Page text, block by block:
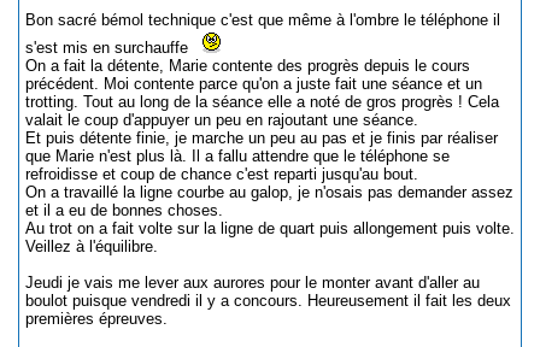
Bon sacré bémol technique c'est que même à l'ombre le téléphone il
s'est mis en surchauffe
On a fait la détente, Marie contente des progrès depuis le cours
précédent. Moi contente parce qu'on a juste fait une séance et un
trotting. Tout au long de la séance elle a noté de gros progrès ! Cela
valait le coup d'appuyer un peu en rajoutant une séance.
Et puis détente finie, je marche un peu au pas et je finis par réaliser
que Marie n'est plus là. Il a fallu attendre que le téléphone se
refroidisse et coup de chance c'est reparti jusqu'au bout.
On a travaillé la ligne courbe au galop, je n'osais pas demander assez
et il a eu de bonnes choses.
Au trot on a fait volte sur la ligne de quart puis allongement puis volte.
Veillez à l'équilibre.
Jeudi je vais me lever aux aurores pour le monter avant d'aller au
boulot puisque vendredi il y a concours. Heureusement il fait les deux
premières épreuves.